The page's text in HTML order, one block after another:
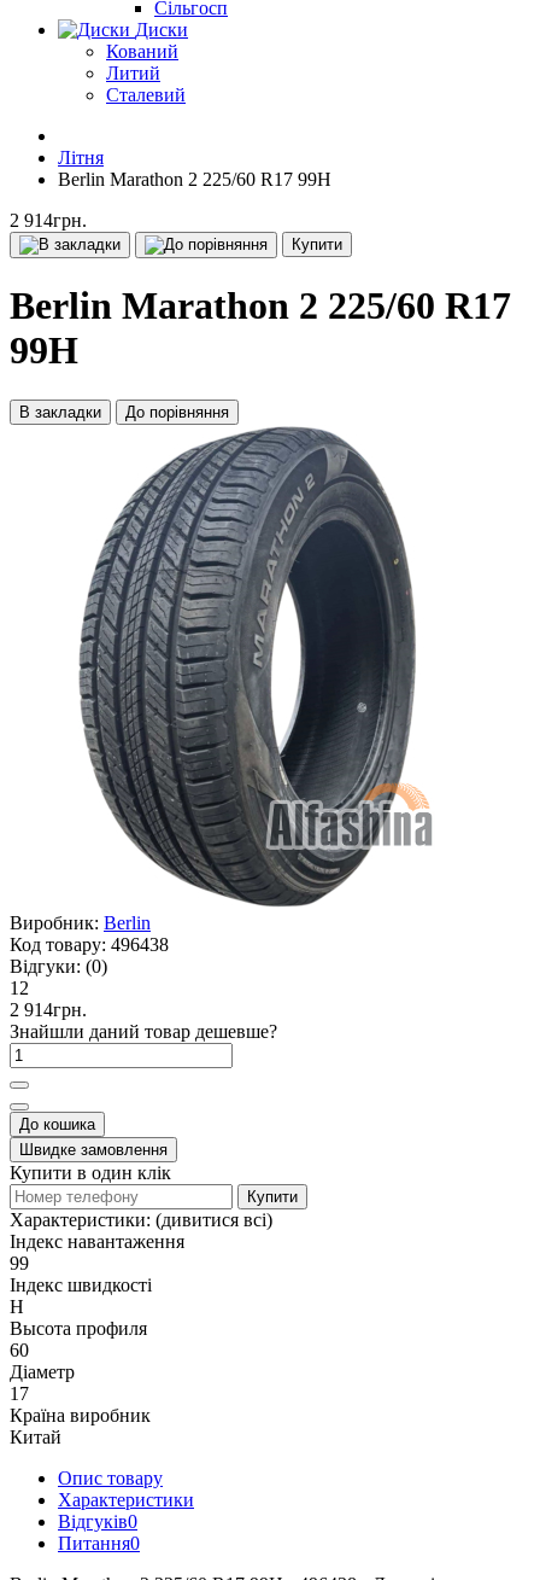
Сільгосп
Диски
Кований
Литий
Сталевий
Літня
Berlin Marathon 2 225/60 R17 99H
2 914грн.
Купити
Berlin Marathon 2 225/60 R17
99H
В закладки До порівняння
Виробник: Berlin
Код товару: 496438
Відгуки: (0)
12
2 914грн.
Знайшли даний товар дешевше?
До кошика
Швидке замовлення
Купити в один клік
Купити
Характеристики: (дивитися всі)
Індекс навантаження
99
Індекс швидкості
H
Высота профиля
60
Діаметр
17
Країна виробник
Китай
Опис товару
Характеристики
Відгуків0
Питання0